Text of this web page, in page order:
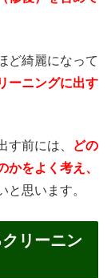
ど綺麗になって
ーニングに出す
す前には、
どの
かをよく考え、
と思います。
リーニン